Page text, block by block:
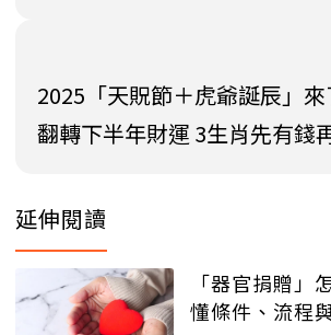
2025「天貺節＋虎爺誕辰」
翻轉下半年財運 3生肖先有錢
延伸閱讀
「器官捐贈」
懂條件、流程